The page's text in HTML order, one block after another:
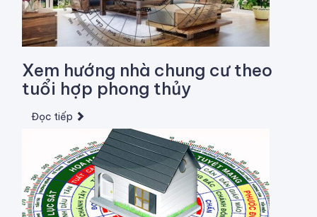
Xem hướng nhà chung cư theo
tuổi hợp phong thủy
Đọc tiếp